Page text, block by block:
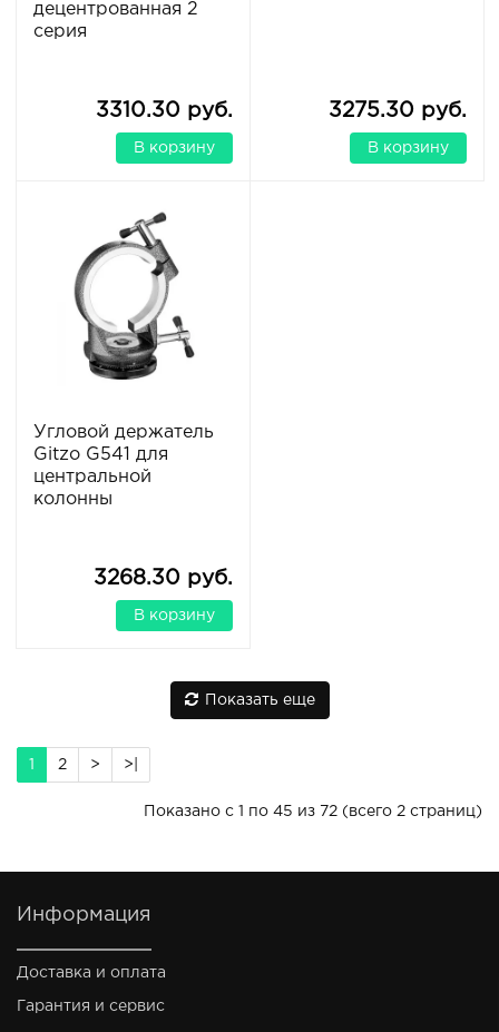
децентрованная 2
серия
3310.30 руб.
В корзину
3275.30 руб.
В корзину
Угловой держатель
Gitzo G541 для
центральной
колонны
3268.30 руб.
В корзину
Показать еще
1 2 > >|
Показано с 1 по 45 из 72 (всего 2 страниц)
Информация
Доставка и оплата
Гарантия и сервис